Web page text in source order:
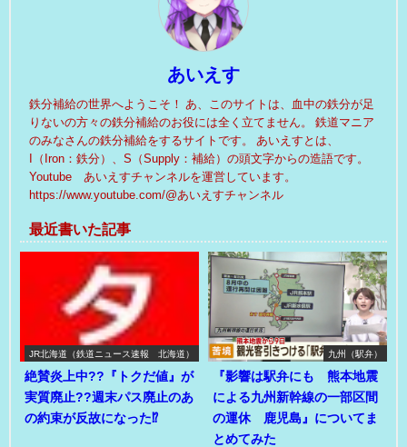
あいえす
鉄分補給の世界へようこそ！ あ、このサイトは、血中の鉄分が足
りないの方々の鉄分補給のお役には全く立てません。 鉄道マニア
のみなさんの鉄分補給をするサイトです。 あいえすとは、
I（Iron：鉄分）、S（Supply：補給）の頭文字からの造語です。
Youtube あいえすチャンネルを運営しています。
https://www.youtube.com/@あいえすチャンネル
最近書いた記事
JR北海道（鉄道ニュース速報 北海道）
絶賛炎上中??『トクだ値』が
実質廃止??週末パス廃止のあ
の約束が反故になった⁉
九州（駅弁）
『影響は駅弁にも 熊本地震
による九州新幹線の一部区間
の運休 鹿児島』についてま
とめてみた